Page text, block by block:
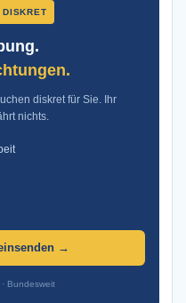
diskret für Sie. Ihr
nichts.
→
Bundesweit